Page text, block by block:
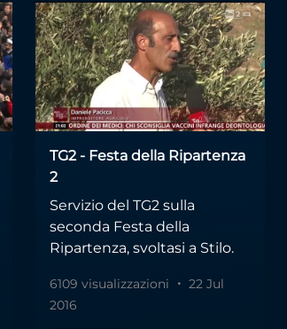
TG2 - Festa della Ripartenza
2
Servizio del TG2 sulla
seconda Festa della
Ripartenza, svoltasi a Stilo.
6109 visualizzazioni
22 Jul
2016